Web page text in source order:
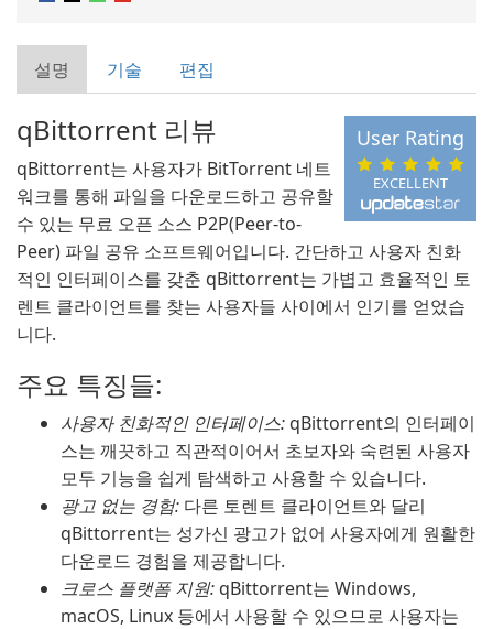
설명 기술 편집
EXCELLENT
User Rating
qBittorrent 리뷰
qBittorrent는 사용자가 BitTorrent 네트
워크를 통해 파일을 다운로드하고 공유할
수 있는 무료 오픈 소스 P2P(Peer-to-
Peer) 파일 공유 소프트웨어입니다. 간단하고 사용자 친화
적인 인터페이스를 갖춘 qBittorrent는 가볍고 효율적인 토
렌트 클라이언트를 찾는 사용자들 사이에서 인기를 얻었습
니다.
주요 특징들:
사용자 친화적인 인터페이스: qBittorrent의 인터페이
스는 깨끗하고 직관적이어서 초보자와 숙련된 사용자
모두 기능을 쉽게 탐색하고 사용할 수 있습니다.
광고 없는 경험: 다른 토렌트 클라이언트와 달리
qBittorrent는 성가신 광고가 없어 사용자에게 원활한
다운로드 경험을 제공합니다.
크로스 플랫폼 지원: qBittorrent는 Windows,
macOS, Linux 등에서 사용할 수 있으므로 사용자는